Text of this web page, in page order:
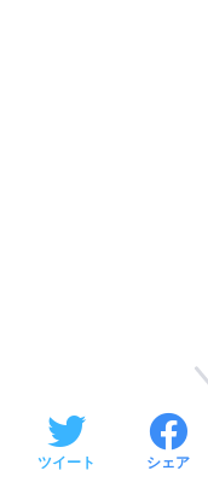
ツイート シェア